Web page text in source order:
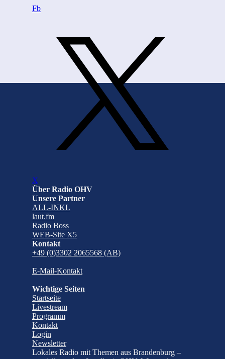
Fb
X
Über Radio OHV
Unsere Partner
ALL-INKL
laut.fm
Radio Boss
WEB-Site X5
Kontakt
+49 (0)3302 2065568 (AB)
E-Mail-Kontakt
Wichtige Seiten
Startseite
Livestream
Programm
Kontakt
Login
Newsletter
Lokales Radio mit Themen aus Brandenburg –